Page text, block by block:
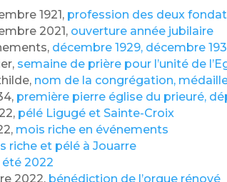
1921, profession des deux
2021, ouverture année jubilaire
décembre 1929, décembre
semaine de prière pour l’unité de
nom de la congrégation,
première pierre église du prieuré,
pélé Ligugé et Sainte-Croix
mois riche en événements
riche et pélé à Jouarre
été 2022
2022, bénédiction de l’orgue rénové